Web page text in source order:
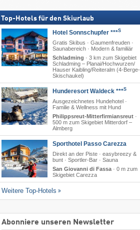
Top-Hotels für den Skiurlaub
Hotel Sonnschupfer ***S
Gratis Skibus · Gaumenfreuden ·
Saunabereich · Modern & familiär
Schladming · 3 km zum Skigebiet
Schladming – Planai/​Hochwurzen/​
Hauser Kaibling/​Reiteralm (4-Berge-
Skischaukel)
Hunderesort Waldeck ***S
Ausgezeichnetes Hundehotel ·
Familie & Wellness mit Hund
Philippsreut-Mitterfirmiansreut·
500 m zum Skigebiet Mitterdorf –
Almberg
Sporthotel Passo Carezza
Direkt an der Piste · easybreezy &
bunt · Sportler-Bar · Sauna
San Giovanni di Fassa· 0 m zum
Skigebiet Carezza
Weitere Top-Hotels
Abonniere unseren Newsletter